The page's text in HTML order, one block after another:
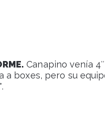
Canapino venía
a boxes, pero su